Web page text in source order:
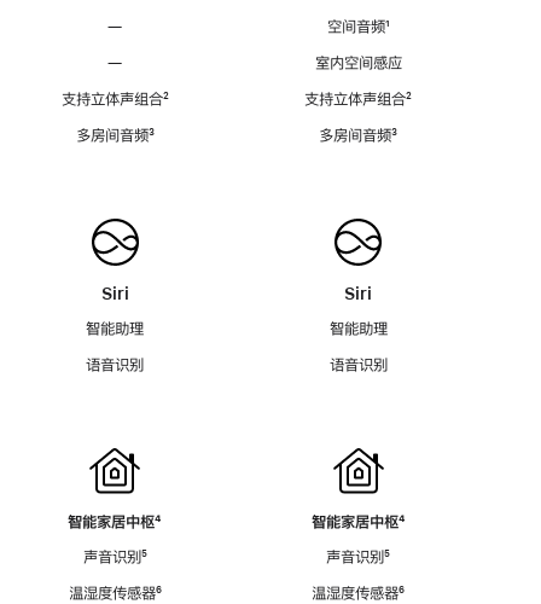
—
—
支持立体声组合脚
²
多房间音频脚
³
Siri
智能助理
语音识别
智能家居中枢脚
⁴
声音识别脚
⁵
温湿度传感器脚
⁶
空间音频脚
¹
室内空间感应
支持立体声组合脚
²
多房间音频脚
³
Siri
智能助理
语音识别
智能家居中枢脚
⁴
声音识别脚
⁵
温湿度传感器脚
⁶